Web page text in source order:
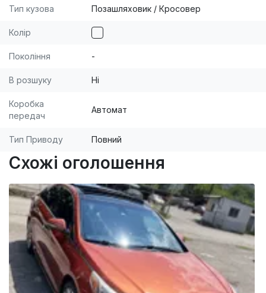
Работаем с физическими так и с юридическими
лицами. [br] [br]Доставка в любую точку Украины
- бесплатно! [br] [br]Дарим подарки каждому
покупателю. [br] [br]Детальную информацию
телефонам.
Тип кузова Позашляховик / Кросовер
Колір
Покоління -
В розшуку Ні
Коробка
передач
Автомат
Тип Приводу Повний
Схожі оголошення